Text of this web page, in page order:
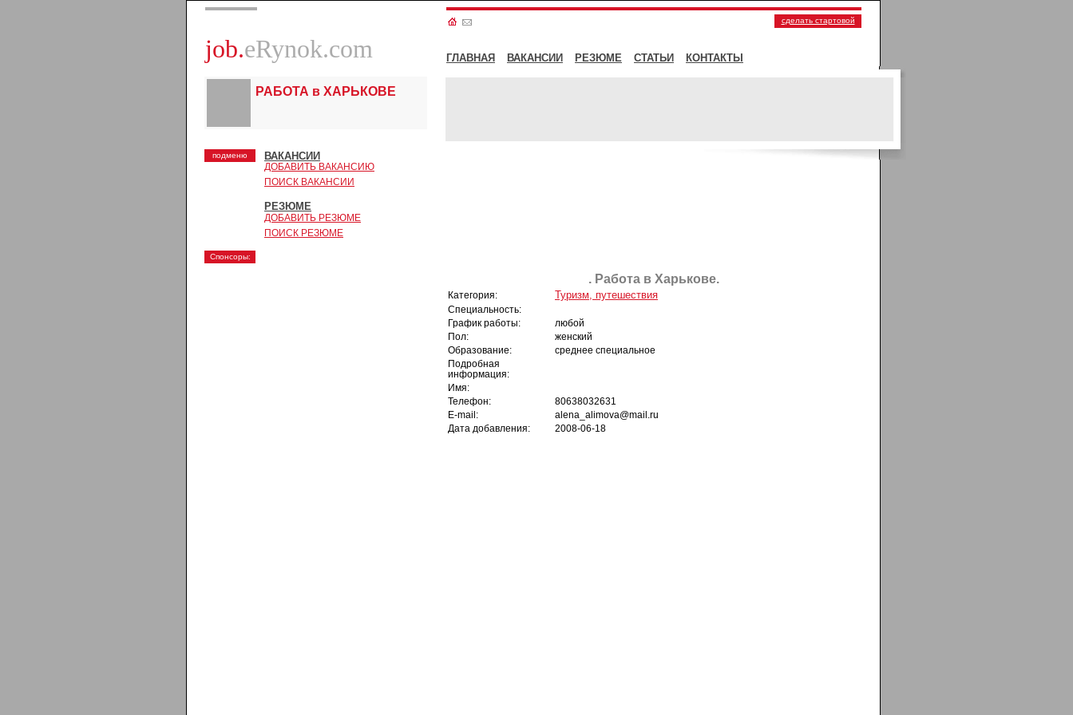
job.eRynok.com
сделать стартовой
ГЛАВНАЯ ВАКАНСИИ РЕЗЮМЕ СТАТЬИ КОНТАКТЫ
РАБОТА в ХАРЬКОВЕ
подменю ВАКАНСИИ
ДОБАВИТЬ ВАКАНСИЮ
ПОИСК ВАКАНСИИ
РЕЗЮМЕ
ДОБАВИТЬ РЕЗЮМЕ
ПОИСК РЕЗЮМЕ
Спонсоры:
. Работа в Харькове.
Категория: Туризм, путешествия
Специальность:
График работы:
любой
Пол:
женский
Образование:
среднее специальное
Подробная
информация:
Имя:
Телефон:
80638032631
E-mail:
alena_alimova@mail.ru
Дата добавления:
2008-06-18